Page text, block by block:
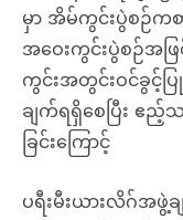
မှာ အိမ်ကွင်းပွဲစဉ်ကစ
အဝေးကွင်းပွဲစဉ်အဖ
ကွင်းအတွင်းဝင်ခွင့်ပ
ချက်ရရှိစေပြီး ဧ
ခြင်းကြောင့်
ပရီးမီးယားလိဂ်အဖွဲ့